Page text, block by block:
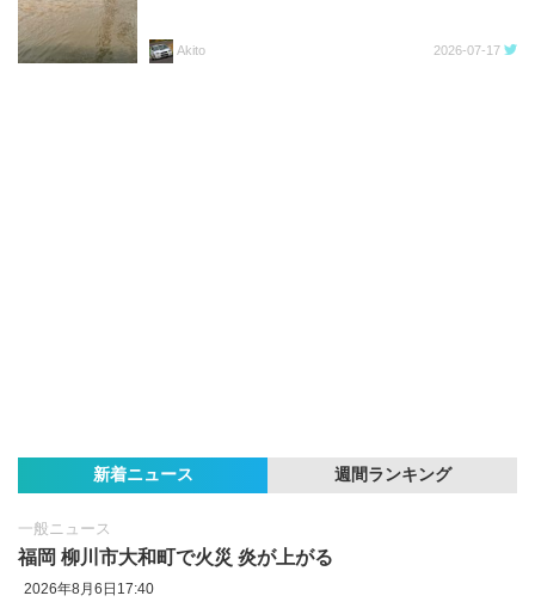
Akito 2026-07-17
新着ニュース 週間ランキング
一般ニュース
福岡 柳川市大和町で火災 炎が上がる
2026年8月6日17:40